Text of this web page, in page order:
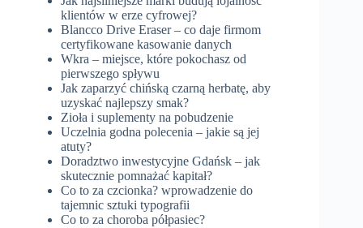
klientów w erze cyfrowej?
Blancco Drive Eraser – co daje firmom
certyfikowane kasowanie danych
Wkra – miejsce, które pokochasz od
pierwszego spływu
Jak zaparzyć chińską czarną herbatę, aby
uzyskać najlepszy smak?
Zioła i suplementy na pobudzenie
Uczelnia godna polecenia – jakie są jej
atuty?
Doradztwo inwestycyjne Gdańsk – jak
skutecznie pomnażać kapitał?
Co to za czcionka? wprowadzenie do
tajemnic sztuki typografii
Co to za choroba półpasiec?